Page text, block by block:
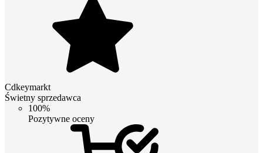
Cdkeymarkt
Świetny sprzedawca
100%
Pozytywne oceny